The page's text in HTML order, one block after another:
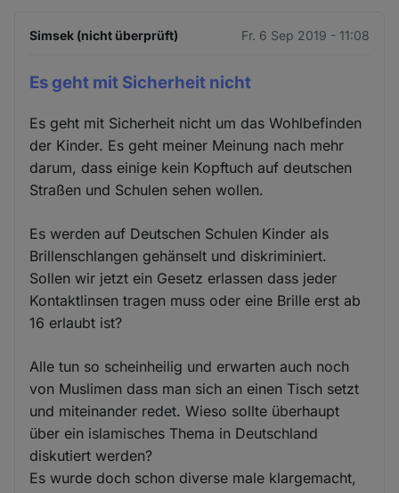
Simsek (nicht überprüft) Fr. 6 Sep 2019 - 11:08
Es geht mit Sicherheit nicht
Es geht mit Sicherheit nicht um das Wohlbefinden
der Kinder. Es geht meiner Meinung nach mehr
darum, dass einige kein Kopftuch auf deutschen
Straßen und Schulen sehen wollen.
Es werden auf Deutschen Schulen Kinder als
Brillenschlangen gehänselt und diskriminiert.
Sollen wir jetzt ein Gesetz erlassen dass jeder
Kontaktlinsen tragen muss oder eine Brille erst ab
16 erlaubt ist?
Alle tun so scheinheilig und erwarten auch noch
von Muslimen dass man sich an einen Tisch setzt
und miteinander redet. Wieso sollte überhaupt
über ein islamisches Thema in Deutschland
diskutiert werden?
Es wurde doch schon diverse male klargemacht,